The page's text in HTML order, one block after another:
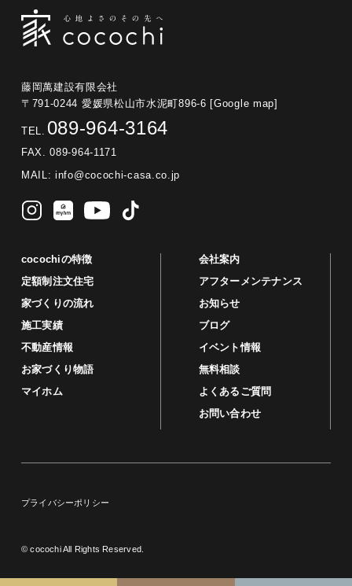
藤岡萬建設有限会社
〒791-0244 愛媛県松山市水泥町896-6
[Google map]
TEL. 089-964-3164
FAX. 089-964-1171
MAIL: info@cocochi-casa.co.jp
cocochiの特徴
定額制注文住宅
家づくりの流れ
施工実績
不動産情報
お家づくり物語
マイホム
会社案内
アフターメンテナンス
お知らせ
ブログ
イベント情報
無料相談
よくあるご質問
お問い合わせ
プライバシーポリシー
© cocochi All Rights Reserved.